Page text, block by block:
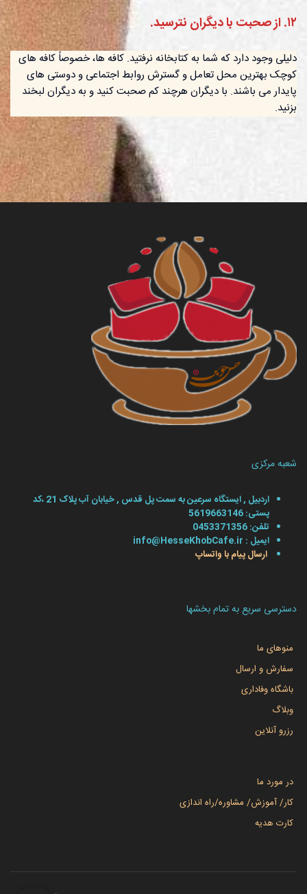
١٢. از صحبت با دیگران نترسید.
دلیلی وجود دارد که شما به کتابخانه نرفتید. کافه ها، خصوصاً کافه های
کوچک بهترین محل تعامل و گسترش روابط اجتماعی و دوستی های
پایدار می باشند. با دیگران هرچند کم صحبت کنید و به دیگران لبخند
بزنید.
شعبه مرکزی
اردبیل , ایستگاه سرعین به سمت پل قدس , خیابان آب پلاک 21 ،کد
پستی: 5619663146
تلفن: 0453371356
ایمیل : info@HesseKhobCafe.ir
ارسال پیام با واتساپ
دسترسی سریع به تمام بخشها
منوهای ما
سفارش و ارسال
باشگاه وفاداری
وبلاگ
رزرو آنلاین
در مورد ما
کار/ آموزش/ مشاوره/راه اندازی
کارت هدیه